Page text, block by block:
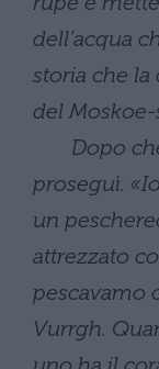
dell’acqua
storia che la
del
Dopo che
proseguì.
un
attrezzato
pescavamo
Vurrgh.